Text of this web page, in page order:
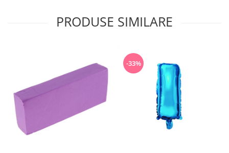
PRODUSE SIMILARE
-33%